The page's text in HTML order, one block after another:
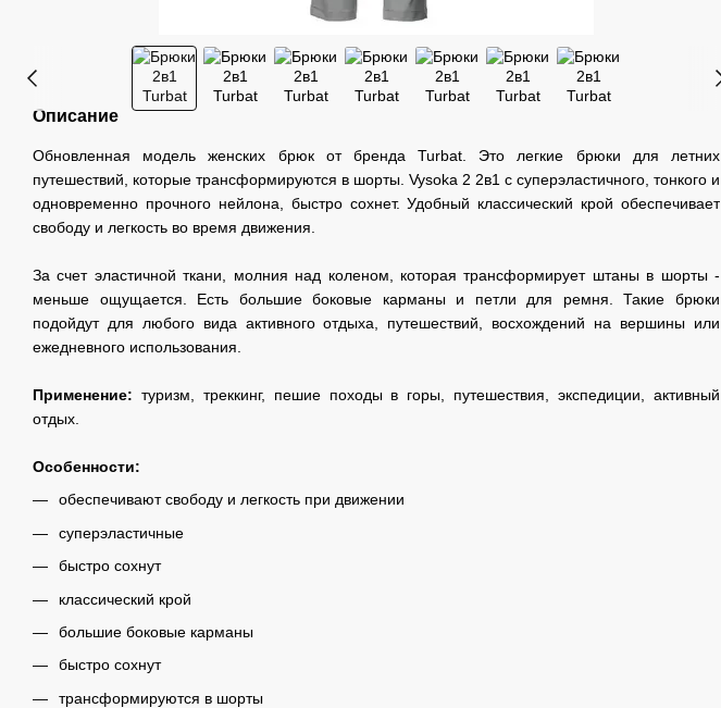
Описание
Обновленная модель женских брюк от бренда Turbat. Это легкие брюки для летних
путешествий, которые трансформируются в шорты. Vysoka 2 2в1 с суперэластичного, тонкого и
одновременно прочного нейлона, быстро сохнет. Удобный классический крой обеспечивает
свободу и легкость во время движения.
За счет эластичной ткани, молния над коленом, которая трансформирует штаны в шорты -
меньше ощущается. Есть большие боковые карманы и петли для ремня. Такие брюки
подойдут для любого вида активного отдыха, путешествий, восхождений на вершины или
ежедневного использования.
Применение: туризм, треккинг, пешие походы в горы, путешествия, экспедиции, активный
отдых.
Особенности:
обеспечивают свободу и легкость при движении
суперэластичные
быстро сохнут
классический крой
большие боковые карманы
быстро сохнут
трансформируются в шорты